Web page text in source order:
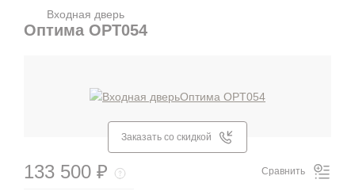
Входная дверь
Оптима OPT054
Заказать со скидкой
133 500 ₽ Сравнить